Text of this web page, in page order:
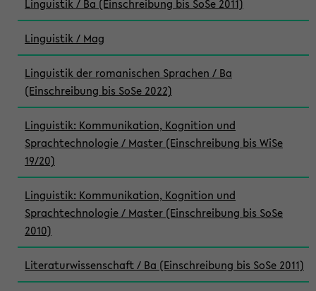
Linguistik / Ba (Einschreibung bis SoSe 2011)
Linguistik / Mag
Linguistik der romanischen Sprachen / Ba
(Einschreibung bis SoSe 2022)
Linguistik: Kommunikation, Kognition und
Sprachtechnologie / Master (Einschreibung bis WiSe
19/20)
Linguistik: Kommunikation, Kognition und
Sprachtechnologie / Master (Einschreibung bis SoSe
2010)
Literaturwissenschaft / Ba (Einschreibung bis SoSe 2011)